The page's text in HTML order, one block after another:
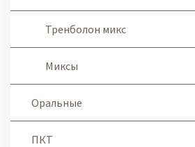
Тренболон микс
Миксы
Оральные
ПКТ